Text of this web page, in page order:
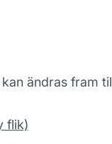
ändras fram
flik)